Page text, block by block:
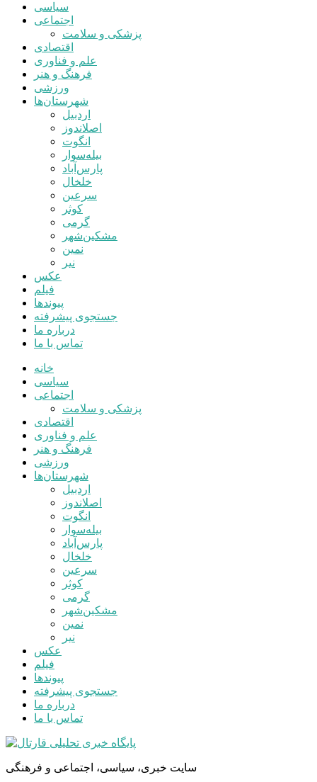
سیاسی
اجتماعی
پزشکی و سلامت
اقتصادی
علم و فناوری
فرهنگ و هنر
ورزشی
شهرستان‌ها
اردبیل
اصلاندوز
انگوت
بیله‌سوار
پارس‌آباد
خلخال
سرعین
کوثر
گرمی
مشکین‌شهر
نمین
نیر
عکس
فیلم
پیوندها
جستجوی پیشرفته
درباره ما
تماس با ما
خانه
سیاسی
اجتماعی
پزشکی و سلامت
اقتصادی
علم و فناوری
فرهنگ و هنر
ورزشی
شهرستان‌ها
اردبیل
اصلاندوز
انگوت
بیله‌سوار
پارس‌آباد
خلخال
سرعین
کوثر
گرمی
مشکین‌شهر
نمین
نیر
عکس
فیلم
پیوندها
جستجوی پیشرفته
درباره ما
تماس با ما
سایت خبری، سیاسی، اجتماعی و فرهنگی